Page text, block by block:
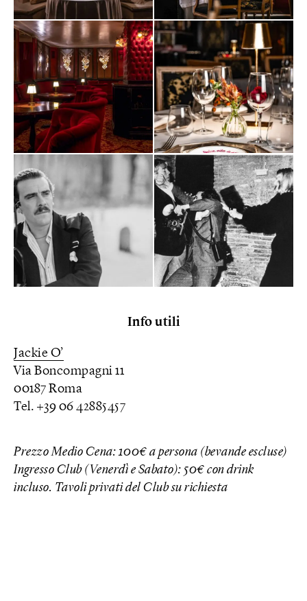
Info utili
Jackie O’
Via Boncompagni 11
00187 Roma
Tel. +39 06 42885457
Prezzo Medio Cena: 100€ a persona (bevande escluse)
Ingresso Club (Venerdì e Sabato): 50€ con drink
incluso. Tavoli privati del Club su richiesta